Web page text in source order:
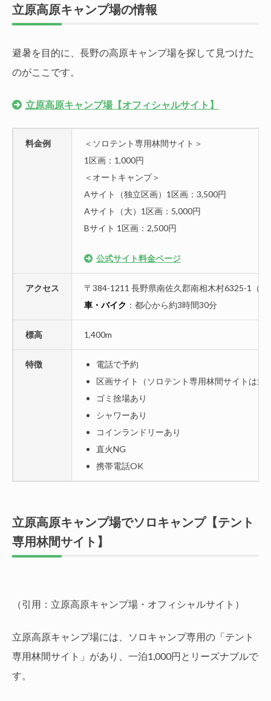
立原高原キャンプ場の情報
避暑を目的に、長野の高原キャンプ場を探して見つけた
のがここです。
立原高原キャンプ場【オフィシャルサイト】
料金例
＜ソロテント専用林間サイト＞
1区画：1,000円
＜オートキャンプ＞
Aサイト（独立区画）1区画：3,500円
Aサイト（大）1区画：5,000円
Bサイト 1区画：2,500円
公式サイト料金ページ
アクセス 〒384-1211 長野県南佐久郡南相木村6325-1（
車・バイク ：都心から約3時間30分
標高 1,400m
特徴
電話で予約
区画サイト（ソロテント専用林間サイトは乗
ゴミ捨場あり
シャワーあり
コインランドリーあり
直火NG
携帯電話OK
立原高原キャンプ場でソロキャンプ【テント
専用林間サイト】
（引用：立原高原キャンプ場・オフィシャルサイト）
立原高原キャンプ場には、ソロキャンプ専用の「テント
専用林間サイト」があり、一泊1,000円とリーズナブルで
す。